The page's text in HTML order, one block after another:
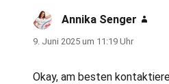
Annika Senger
9. Juni 2025 um 11:19 Uhr
Okay, am besten